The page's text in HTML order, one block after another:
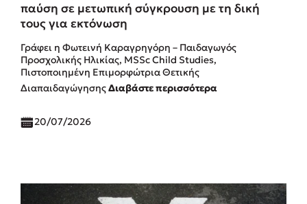
παύση σε μετωπική σύγκρουση με τη δική
τους για εκτόνωση
Γράφει η Φωτεινή Καραγρηγόρη – Παιδαγωγός
Προσχολικής Ηλικίας, MSSc Child Studies,
Πιστοποιημένη Επιμορφώτρια Θετικής
ΔιαπαιδαγώγησηςΔιαβάστε περισσότερα
20/07/2026